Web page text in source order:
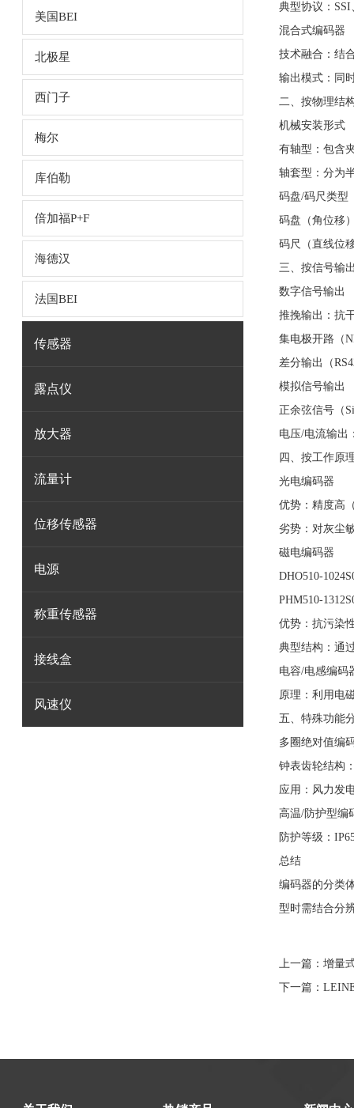
美国BEI
北极星
西门子
梅尔
库伯勒
倍加福P+F
海德汉
法国BEI
传感器
露点仪
放大器
流量计
位移传感器
电源
称重传感器
接线盒
风速仪
典型协议：SSI
混合式编码器
技术融合：结
输出模式：同
二、按物理结
机械安装形式
有轴型：包含
轴套型：分为
码盘/码尺类型
码盘（角位移
码尺（直线位
三、按信号输
数字信号输出
推挽输出：抗
集电极开路（
差分输出（
模拟信号输出
正余弦信号（
电压/电流输出
四、按工作原
光电编码器
优势：精度高
劣势：对灰尘
磁电编码器
DHO510-
PHM510-
优势：抗污染
典型结构：通
电容/电感编码
原理：利用电
五、特殊功能
多圈绝对值编
钟表齿轮结构
应用：风力发
高温/防护型编
防护等级：
总结
编码器的分类
型时需结合分
上一篇： 增量
下一篇：